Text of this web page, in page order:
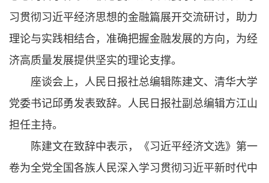
习贯彻习近平经济思想的金融篇展开交流研讨，助力
理论与实践相结合，准确把握金融发展的方向，为经
济高质量发展提供坚实的理论支撑。
座谈会上，人民日报社总编辑陈建文、清华大学
党委书记邱勇发表致辞。人民日报社副总编辑方江山
担任主持。
陈建文在致辞中表示，《习近平经济文选》第一
卷为全党全国各族人民深入学习贯彻习近平新时代中